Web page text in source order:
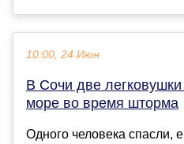
10:00, 24 Июн
В Сочи две
море во время шторма
Одного человека спасли,